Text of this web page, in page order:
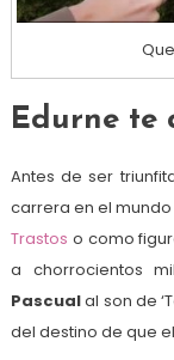
Edurne te
Antes de ser
carrera en el
Trastos o como
a chorrocientos
Pascualal son de
del destino de que